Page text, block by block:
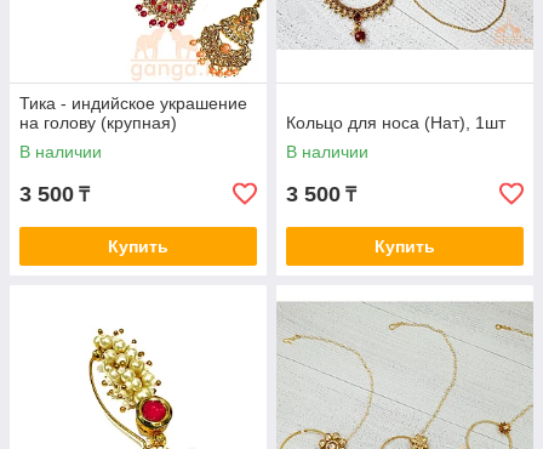
Тика - индийское украшение
на голову (крупная)
В наличии
3 500 ₸
Купить
Кольцо для носа (Нат), 1шт
В наличии
3 500 ₸
Купить